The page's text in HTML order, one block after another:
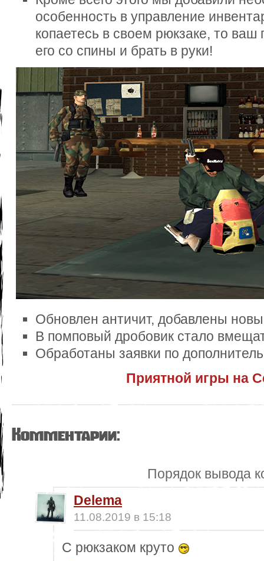
особенность в управление
копаетесь в своем рюкзаке, то ваш
его со спины и брать в руки!
Обновлен античит, добавлены
В помповый дробовик стало
Обработаны заявки по
Приятной игры на
Комментарии:
Порядок вывода
Delema
11.08.2019 в 15:18
С рюкзаком круто